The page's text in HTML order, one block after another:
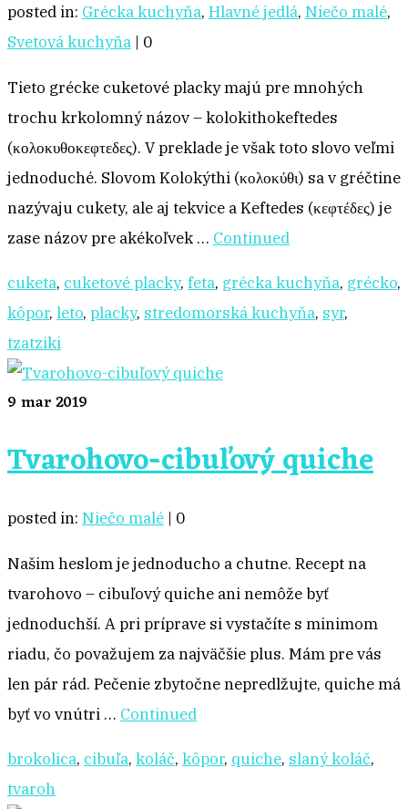
posted in: Grécka kuchyňa, Hlavné jedlá, Niečo malé,
Svetová kuchyňa | 0
Tieto grécke cuketové placky majú pre mnohých
trochu krkolomný názov – kolokithokeftedes
(κολοκυθοκεφτεδες). V preklade je však toto slovo veľmi
jednoduché. Slovom Kolokýthi (κολοκύθι) sa v gréčtine
nazývaju cukety, ale aj tekvice a Keftedes (κεφτέδες) je
zase názov pre akékoľvek … Continued
cuketa, cuketové placky, feta, grécka kuchyňa, grécko,
kôpor, leto, placky, stredomorská kuchyňa, syr,
tzatziki
9 mar 2019
Tvarohovo-cibuľový quiche
posted in: Niečo malé | 0
Našim heslom je jednoducho a chutne. Recept na
tvarohovo – cibuľový quiche ani nemôže byť
jednoduchší. A pri príprave si vystačíte s minimom
riadu, čo považujem za najväčšie plus. Mám pre vás
len pár rád. Pečenie zbytočne nepredlžujte, quiche má
byť vo vnútri … Continued
brokolica, cibuľa, koláč, kôpor, quiche, slaný koláč,
tvaroh